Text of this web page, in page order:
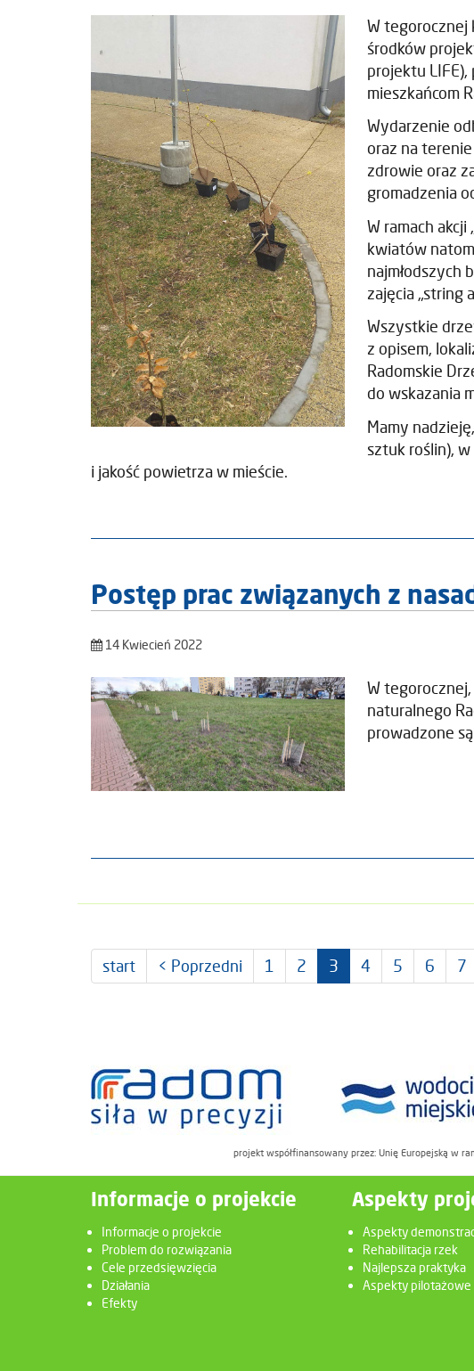
W tegorocznej
środków
projektu
mieszkańcom
Wydarzenie
oraz na terenie
zdrowie oraz
gromadzenia
W ramach
kwiatów
najmłodszych
zajęcia „string
Wszystkie
z opisem,
Radomskie
do wskazania
Mamy
sztuk roślin),
i jakość powietrza w mieście.
Postęp prac związanych z
14 Kwiecień 2022
W
naturalnego
prowadzone
start < Poprzedni 1 2 3 4 5 6 7
projekt współfinansowany przez: Unię Europejską w
Informacje o projekcie
Informacje o projekcie
Problem do rozwiązania
Cele przedsięwzięcia
Działania
Efekty
Aspekty
Aspekty
Rehabilitacja rzek
Najlepsza praktyka
Aspekty pilotażowe